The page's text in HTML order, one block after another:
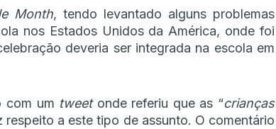
Month, tendo levantado alguns problemas
nos Estados Unidos da América, onde foi
deveria ser integrada na escola em
com um tweetonde referiu que as “crianças
respeito a este tipo de assunto. O comentário